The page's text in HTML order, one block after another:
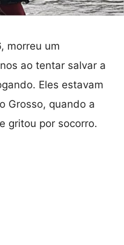
morreu um
ao tentar salvar a
Eles estavam
Grosso, quando a
gritou por socorro.